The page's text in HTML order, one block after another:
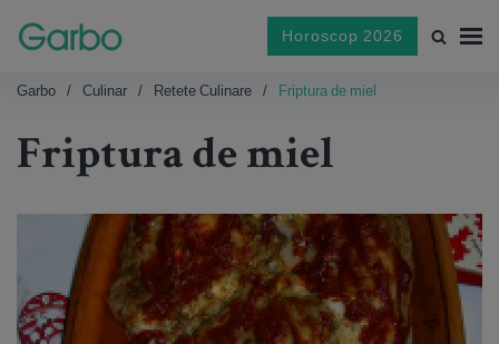
Horoscop 2026
Garbo Culinar Retete Culinare Friptura de miel
Friptura de miel